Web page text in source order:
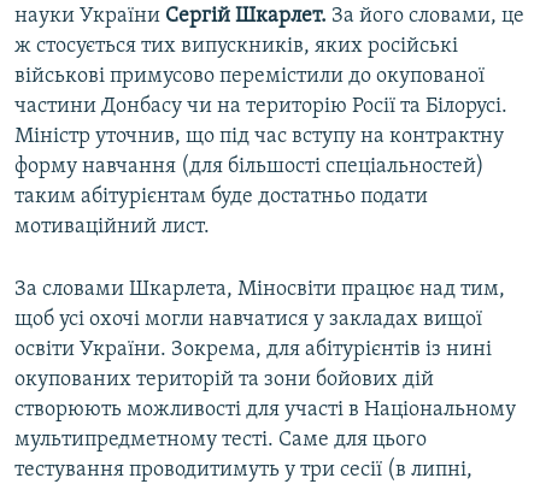
науки України Сергій Шкарлет. За його словами, це
ж стосується тих випускників, яких російські
військові примусово перемістили до окупованої
частини Донбасу чи на територію Росії та Білорусі.
Міністр уточнив, що під час вступу на контрактну
форму навчання (для більшості спеціальностей)
таким абітурієнтам буде достатньо подати
мотиваційний лист.
За словами Шкарлета, Міносвіти працює над тим,
щоб усі охочі могли навчатися у закладах вищої
освіти України. Зокрема, для абітурієнтів із нині
окупованих територій та зони бойових дій
створюють можливості для участі в Національному
мультипредметному тесті. Саме для цього
тестування проводитимуть у три сесії (в липні,